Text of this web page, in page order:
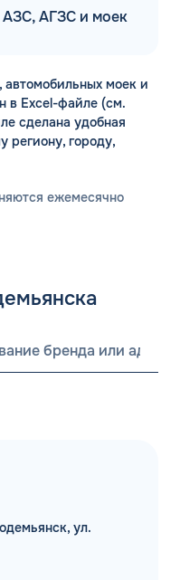
АЗС, АГЗС и моек
моек и
в Excel-файле (см.
сделана удобная
региону, городу,
ежемесячно
ул.